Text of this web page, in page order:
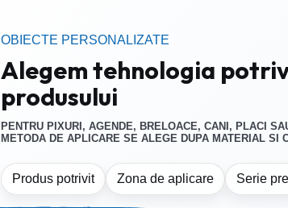
OBIECTE PERSONALIZATE
Alegem tehnologia
produsului
PENTRU PIXURI, AGENDE, BRELOACE, CANI, PLACI
METODA DE APLICARE SE ALEGE DUPA MATERIAL SI
Produs potrivit Zona de aplicare Serie